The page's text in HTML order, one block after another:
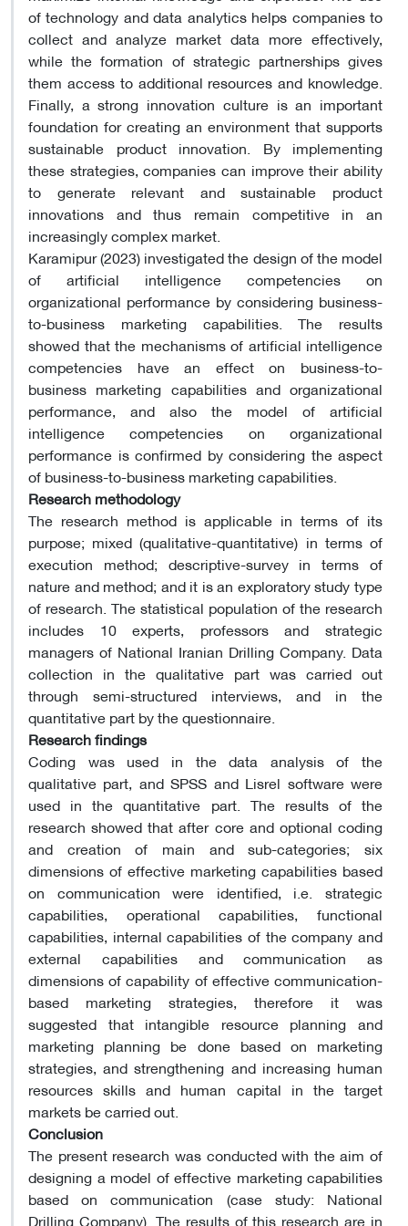
of technology and data analytics helps companies to
collect and analyze market data more effectively,
while the formation of strategic partnerships gives
them access to additional resources and knowledge.
Finally, a strong innovation culture is an important
foundation for creating an environment that supports
sustainable product innovation. By implementing
these strategies, companies can improve their ability
to generate relevant and sustainable product
innovations and thus remain competitive in an
increasingly complex market.
Karamipur (2023) investigated the design of the model
of artificial intelligence competencies on
organizational performance by considering business-
to-business marketing capabilities. The results
showed that the mechanisms of artificial intelligence
competencies have an effect on business-to-
business marketing capabilities and organizational
performance, and also the model of artificial
intelligence competencies on organizational
performance is confirmed by considering the aspect
of business-to-business marketing capabilities.
Research methodology
The research method is applicable in terms of its
purpose; mixed (qualitative-quantitative) in terms of
execution method; descriptive-survey in terms of
nature and method; and it is an exploratory study type
of research. The statistical population of the research
includes 10 experts, professors and strategic
managers of National Iranian Drilling Company. Data
collection in the qualitative part was carried out
through semi-structured interviews, and in the
quantitative part by the questionnaire.
Research findings
Coding was used in the data analysis of the
qualitative part, and SPSS and Lisrel software were
used in the quantitative part. The results of the
research showed that after core and optional coding
and creation of main and sub-categories; six
dimensions of effective marketing capabilities based
on communication were identified, i.e. strategic
capabilities, operational capabilities, functional
capabilities, internal capabilities of the company and
external capabilities and communication as
dimensions of capability of effective communication-
based marketing strategies, therefore it was
suggested that intangible resource planning and
marketing planning be done based on marketing
strategies, and strengthening and increasing human
resources skills and human capital in the target
markets be carried out.
Conclusion
The present research was conducted with the aim of
designing a model of effective marketing capabilities
based on communication (case study: National
Drilling Company). The results of this research are in